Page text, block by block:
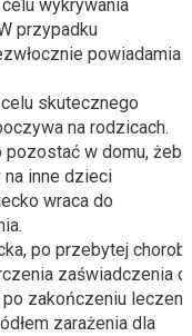
wykrywania
przypadku
powiadamia
skutecznego
na rodzicach.
w domu, żeby
inne dzieci
wraca do
po przebytej
zaświadczenia
zakończeniu
zarażenia dla